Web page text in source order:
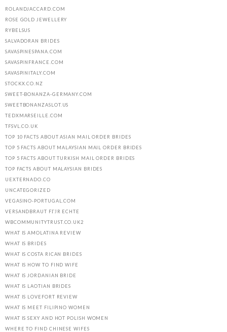
ROLANDJACCARD.COM
ROSE GOLD JEWELLERY
RYBELSUS
SALVADORAN BRIDES
SAVASPINESPANA.COM
SAVASPINFRANCE.COM
SAVASPINITALY.COM
STOCKX.CO.NZ
SWEET-BONANZA-GERMANY.COM
SWEETBONANZASLOT.US
TEDXMARSEILLE.COM
TFSVL.CO.UK
TOP 10 FACTS ABOUT ASIAN MAIL ORDER BRIDES
TOP 5 FACTS ABOUT MALAYSIAN MAIL ORDER BRIDES
TOP 5 FACTS ABOUT TURKISH MAIL ORDER BRIDES
TOP FACTS ABOUT MALAYSIAN BRIDES
UEXTERNADO.CO
UNCATEGORIZED
VEGASINO-PORTUGAL.COM
VERSANDBRAUT FГЈR ECHTE
WBCOMMUNITYTRUST.CO.UK2
WHAT IS AMOLATINA REVIEW
WHAT IS BRIDES
WHAT IS COSTA RICAN BRIDES
WHAT IS HOW TO FIND WIFE
WHAT IS JORDANIAN BRIDE
WHAT IS LAOTIAN BRIDES
WHAT IS LOVEFORT REVIEW
WHAT IS MEET FILIPINO WOMEN
WHAT IS SEXY AND HOT POLISH WOMEN
WHERE TO FIND CHINESE WIFES